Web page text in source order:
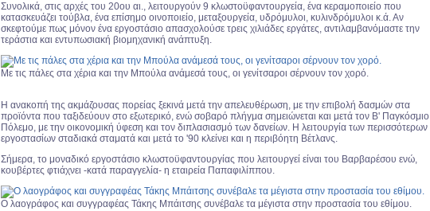
Συνολικά, στις αρχές του 20ου αι., λειτουργούν 9 κλωστοϋφαντουργεία, ένα κεραμοποιείο που
κατασκευάζει τούβλα, ένα επίσημο οινοποιείο, μεταξουργεία, υδρόμυλοι, κυλινδρόμυλοι κ.ά. Αν
σκεφτούμε πως μόνον ένα εργοστάσιο απασχολούσε τρεις χιλιάδες εργάτες, αντιλαμβανόμαστε την
τεράστια και εντυπωσιακή βιομηχανική ανάπτυξη.
Με τις πάλες στα χέρια και την Μπούλα ανάμεσά τους, οι γενίτσαροι σέρνουν τον χορό.
Η ανακοπή της ακμάζουσας πορείας ξεκινά μετά την απελευθέρωση, με την επιβολή δασμών στα
προϊόντα που ταξιδεύουν στο εξωτερικό, ενώ σοβαρό πλήγμα σημειώνεται και μετά τον Β' Παγκόσμιο
Πόλεμο, με την οικονομική ύφεση και τον διπλασιασμό των δανείων. Η λειτουργία των περισσότερων
εργοστασίων σταδιακά σταματά και μετά το '90 κλείνει και η περιβόητη Βέτλανς.
Σήμερα, το μοναδικό εργοστάσιο κλωστοϋφαντουργίας που λειτουργεί είναι του Βαρβαρέσου ενώ,
κουβέρτες φτιάχνει -κατά παραγγελία- η εταιρεία Παπαφιλίππου.
Ο λαογράφος και συγγραφέας Τάκης Μπάιτσης συνέβαλε τα μέγιστα στην προστασία του εθίμου.